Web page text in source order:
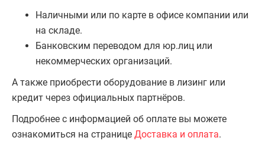
Наличными или по карте в офисе компании или
на складе.
Банковским переводом для юр.лиц или
некоммерческих организаций.
А также приобрести оборудование в лизинг или
кредит через официальных партнёров.
Подробнее с информацией об оплате вы можете
ознакомиться на странице Доставка и оплата.